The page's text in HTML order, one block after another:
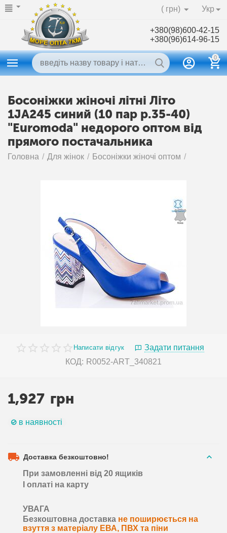
Укр
( грн)
+380(98)600-42-15
+380(96)614-96-15
0
Босоніжки жіночі літні Літо
1JA245 синий (10 пар р.35-40)
"Euromoda" недорого оптом від
прямого постачальника
Головна / Для жінок / Босоніжки жіночі оптом /
Написати відгук
Задати питання
КОД: R0052-ART_340821
1,927 грн
в наявності
Доставка безкоштовно!
При замовленні від 20 ящиків
І оплаті на карту
УВАГА
Безкоштовна доставка не поширюється на
взуття з матеріалу ЕВА, ПВХ та піни